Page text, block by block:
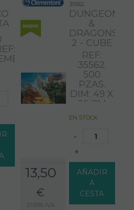
13,50
€
21.00% IVA
35562
DUNGEONS
&
DRAGONS
2 - CUBE
REF:
35562.
500
PZAS.
DIM: 49 X
36 CM
EN STOCK
-
+
AÑADIR
A
CESTA